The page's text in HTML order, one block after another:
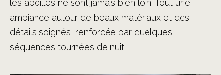
les abeilles ne sont jamais bien loin. Tout une
ambiance autour de beaux matériaux et des
détails soignés, renforcée par quelques
séquences tournées de nuit.